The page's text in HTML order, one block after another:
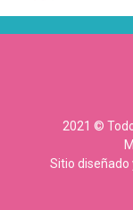
2021 ©
Sitio diseñado